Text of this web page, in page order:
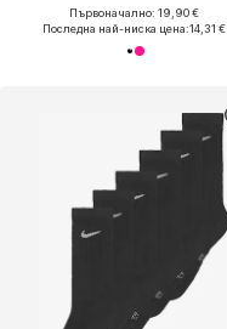
Първоначално: 19,90 €
Последна най-ниска цена:14,31 €